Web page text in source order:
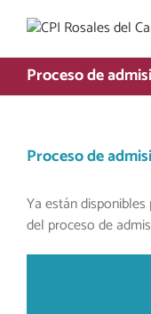
contenido
Proceso de
Proceso de
Ya están
del proceso de